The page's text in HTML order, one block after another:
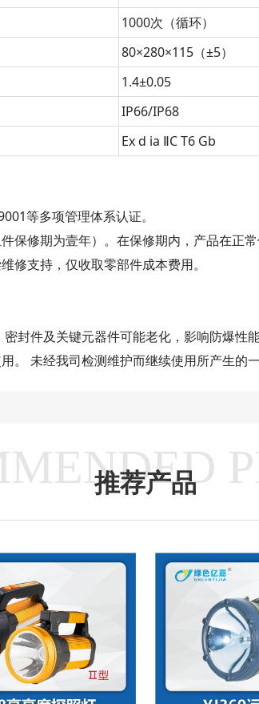
1000次（循环）
80×280×115（±5）
1.4±0.05
IP66/IP68
Ex d ia ⅡC T6 Gb
等多项管理体系认证。
修期为壹年）。在保修期内，产品在正
修支持，仅收取零部件成本费用。
件及关键元器件可能老化，影响防爆性
。 未经我司检测维护而继续使用所产生的
推荐产品